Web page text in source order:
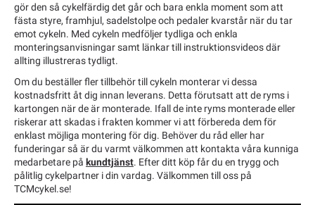
gör den så cykelfärdig det går och bara enkla moment som att
fästa styre, framhjul, sadelstolpe och pedaler kvarstår när du tar
emot cykeln. Med cykeln medföljer tydliga och enkla
monteringsanvisningar samt länkar till instruktionsvideos där
allting illustreras tydligt.
Om du beställer fler tillbehör till cykeln monterar vi dessa
kostnadsfritt åt dig innan leverans. Detta förutsatt att de ryms i
kartongen när de är monterade. Ifall de inte ryms monterade eller
riskerar att skadas i frakten kommer vi att förbereda dem för
enklast möjliga montering för dig. Behöver du råd eller har
funderingar så är du varmt välkommen att kontakta våra kunniga
medarbetare på kundtjänst. Efter ditt köp får du en trygg och
pålitlig cykelpartner i din vardag. Välkommen till oss på
TCMcykel.se!